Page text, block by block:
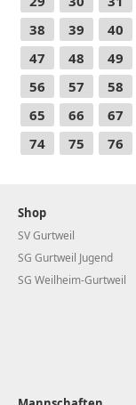
38
39 40
47
48 49
56
57 58
65
66 67
74
75 76
Shop
SV Gurtweil
SG Gurtweil Jugend
SG Weilheim-Gurtweil